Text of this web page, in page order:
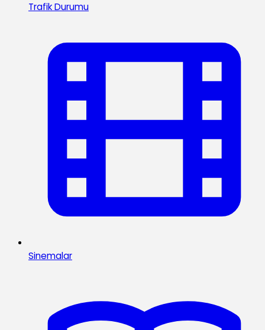
Trafik Durumu
Sinemalar